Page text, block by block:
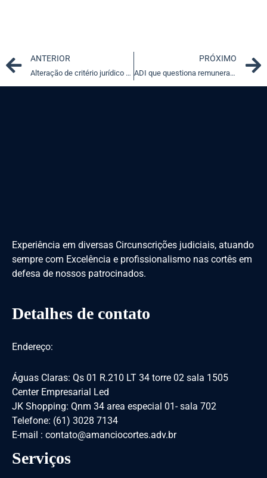
Prev
ANTERIOR
Alteração de critério jurídico na revisão aduaneira
PRÓXIMO
ADI que questiona remuneração de deputados estaduais de MG é julgada parcialmente procedente
Experiência em diversas Circunscrições judiciais, atuando
sempre com Excelência e profissionalismo nas cortês em
defesa de nossos patrocinados.
Detalhes de contato
Endereço:
Águas Claras: Qs 01 R.210 LT 34 torre 02 sala 1505
Center Empresarial Led
JK Shopping: Qnm 34 area especial 01- sala 702
Telefone: (61) 3028 7134
E-mail : contato@amanciocortes.adv.br
Serviços